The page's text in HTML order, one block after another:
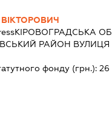
КІРОВОГРАДСЬКА
РАЙОН
фонду (грн.):26